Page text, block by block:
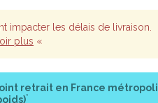
impacter les délais de livraison.
plus «
retrait en France
*